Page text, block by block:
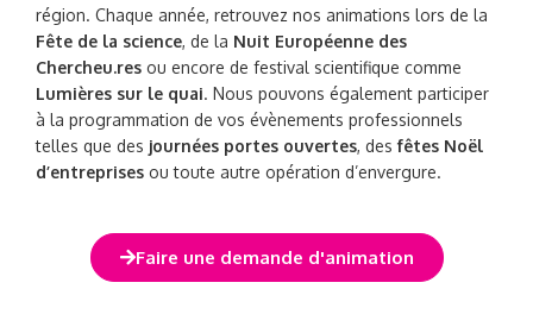
région. Chaque année, retrouvez nos animations lors de la
Fête de la science, de la Nuit Européenne des
Chercheu.res ou encore de festival scientifique comme
Lumières sur le quai. Nous pouvons également participer
à la programmation de vos évènements professionnels
telles que des journées portes ouvertes, des fêtes Noël
d’entreprises ou toute autre opération d’envergure.
Faire une demande d'animation